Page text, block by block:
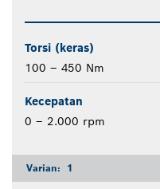
Torsi (keras)
100 – 450 Nm
Kecepatan
0 – 2.000 rpm
Varian: 1